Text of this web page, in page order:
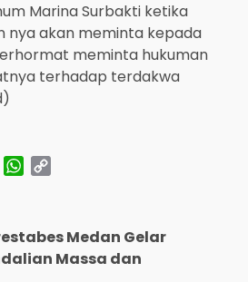
Marina Surbakti ketika
nya akan meminta kepada
meminta hukuman
terhadap terdakwa
SnapchatWhatsApp
Medan Gelar
Massa dan